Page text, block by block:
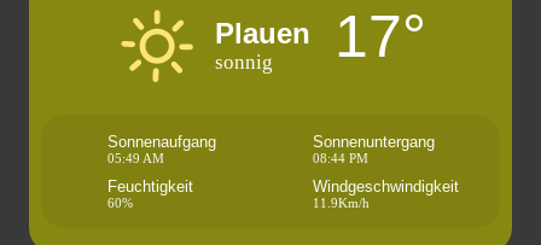
Plauen
sonnig 17°
Sonnenaufgang
05:49 AM
Sonnenuntergang
08:44 PM
Feuchtigkeit
60%
Windgeschwindigkeit
11.9Km/h